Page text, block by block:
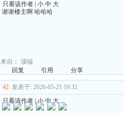
只看该作者 小 中 大
谢谢楼主啊 哈哈哈
来自： 顶端
回复
引用 分享
42 发表于: 2026-05-21 19:32
只看该作者 |小 中 大